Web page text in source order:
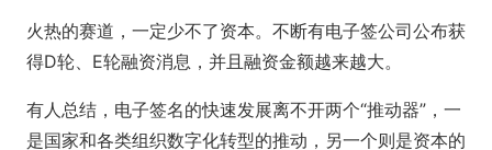
火热的赛道，一定少不了资本。不断有电子签公司公布获
得D轮、E轮融资消息，并且融资金额越来越大。
有人总结，电子签名的快速发展离不开两个“推动器”，一
是国家和各类组织数字化转型的推动，另一个则是资本的